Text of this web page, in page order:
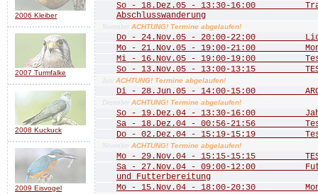
2006 Kleiber
2007 Turmfalke
2008 Kuckuck
2009 Eisvogel
So - 18.Dez.05 - 13:30-16:00
Abschlusswanderung
November ACHTUNG! Termine abgelaufen!
Do - 24.Nov.05 - 20:00-22:00
Mo - 21.Nov.05 - 19:00-21:00
Mi - 16.Nov.05 - 19:00-19:00
So - 13.Nov.05 - 13:00-13:15
Juni ACHTUNG! Termine abgelaufen!
Di - 28.Jun.05 - 14:00-15:00
Dezember ACHTUNG! Termine abgelaufen!
So - 19.Dez.04 - 13:30-16:00
Sa - 18.Dez.04 - 00:56-21:56
Do - 02.Dez.04 - 15:19-15:19 Test
November ACHTUNG! Termine abgelaufen!
Mo - 29.Nov.04 - 15:15-15:15 TEST
Sa - 27.Nov.04 - 09:00-12:00
und Futterbereitung
Mo - 15.Nov.04 - 18:00-20:30